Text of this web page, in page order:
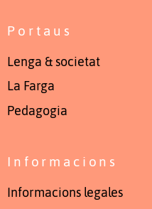
Portaus
Lenga & societat
La Farga
Pedagogia
Informacions
Informacions legales